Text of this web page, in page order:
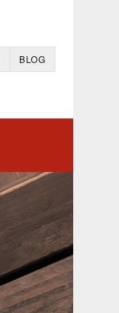
BLOG